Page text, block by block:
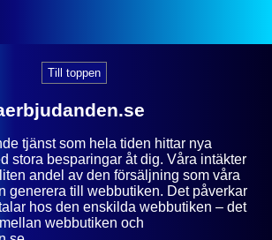
Till toppen
tjänst som hela tiden hittar nya
stora besparingar åt dig. Våra intäkter
andel av den försäljning som våra
generera till webbutiken. Det påverkar
hos den enskilda webbutiken – det
webbutiken och